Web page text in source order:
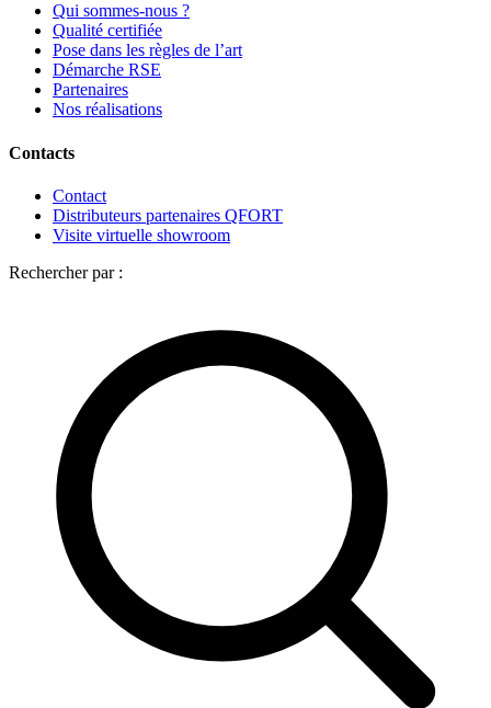
Qui sommes-nous ?
Qualité certifiée
Pose dans les règles de l’art
Démarche RSE
Partenaires
Nos réalisations
Contacts
Contact
Distributeurs partenaires QFORT
Visite virtuelle showroom
Rechercher par :